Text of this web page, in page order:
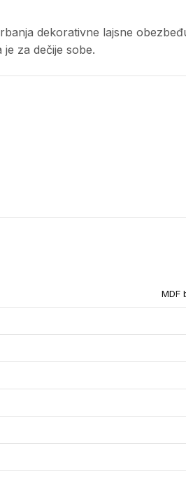
dekorativne lajsne
za dečije sobe.
MDF